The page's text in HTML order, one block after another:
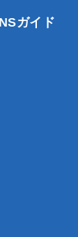
ガイド